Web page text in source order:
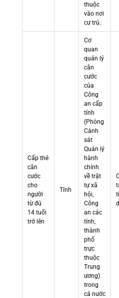
thuộc
vào nơi
cư trú.
Cấp thẻ
căn
cước
cho
người
từ đủ
14 tuổi
trở lên
Tỉnh
Cơ
quan
quản lý
căn
cước
của
Công
an cấp
tỉnh
(Phòng
Cảnh
sát
Quản lý
hành
chính
về trật
tự xã
hội,
Công
an các
tỉnh,
thành
phố
trực
thuộc
Trung
ương)
trong
cả nước